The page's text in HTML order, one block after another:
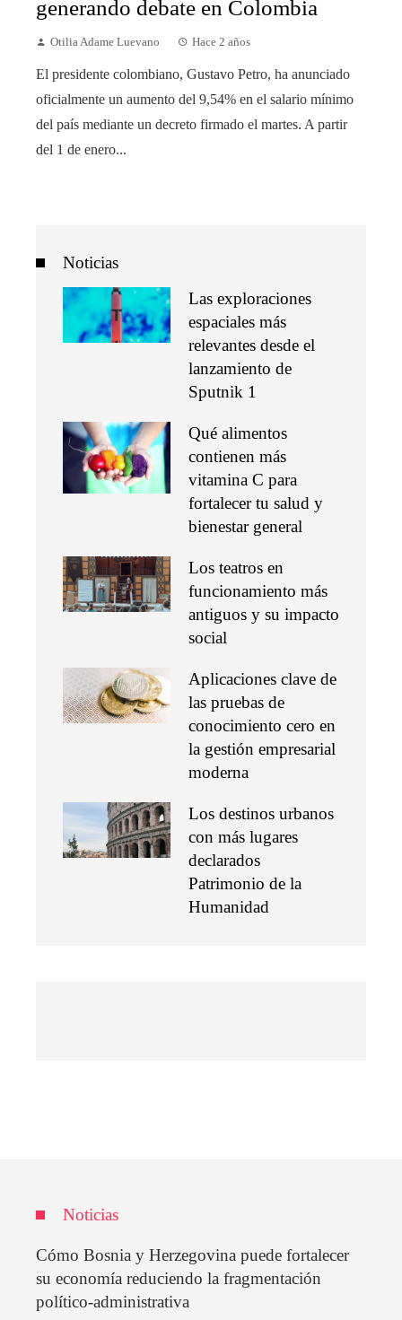
generando debate en Colombia
Otilia Adame Luevano Hace 2 años
El presidente colombiano, Gustavo Petro, ha anunciado
oficialmente un aumento del 9,54% en el salario mínimo
del país mediante un decreto firmado el martes. A partir
del 1 de enero...
Noticias
Las exploraciones
espaciales más
relevantes desde el
lanzamiento de
Sputnik 1
Qué alimentos
contienen más
vitamina C para
fortalecer tu salud y
bienestar general
Los teatros en
funcionamiento más
antiguos y su impacto
social
Aplicaciones clave de
las pruebas de
conocimiento cero en
la gestión empresarial
moderna
Los destinos urbanos
con más lugares
declarados
Patrimonio de la
Humanidad
Noticias
Cómo Bosnia y Herzegovina puede fortalecer
su economía reduciendo la fragmentación
político-administrativa